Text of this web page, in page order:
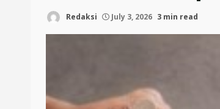
Redaksi July 3, 2026 3 min read